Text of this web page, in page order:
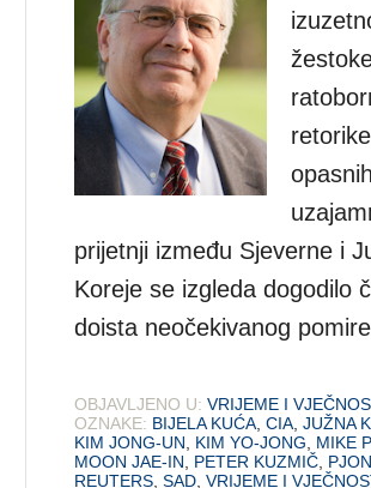
opasnih
prijetnji između Sjeverne i
Koreje se izgleda dogodilo
doista neočekivanog
OBJAVLJENO U: VRIJEME I
OZNAKE: BIJELA KUĆA,CIA,JUŽNA
KIM JONG-UN, KIM YO-JONG, MIKE
MOON JAE-IN, PETER KUZMIČ,
REUTERS,SAD,VRIJEME I